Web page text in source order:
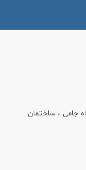
جامی ، ساختمان